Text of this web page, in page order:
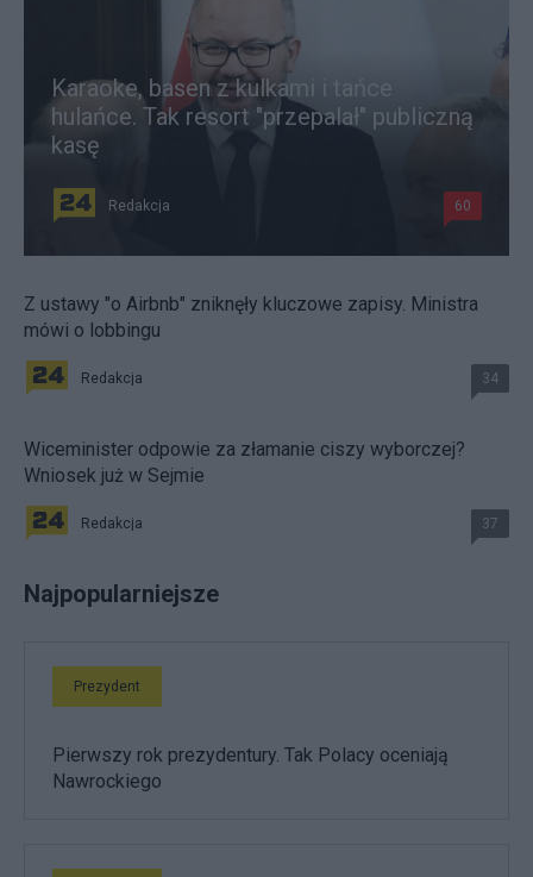
Karaoke, basen z kulkami i tańce
hulańce. Tak resort "przepalał" publiczną
kasę
Redakcja 60
Z ustawy "o Airbnb" zniknęły kluczowe zapisy. Ministra
mówi o lobbingu
Redakcja 34
Wiceminister odpowie za złamanie ciszy wyborczej?
Wniosek już w Sejmie
Redakcja 37
Najpopularniejsze
Prezydent
Pierwszy rok prezydentury. Tak Polacy oceniają
Nawrockiego